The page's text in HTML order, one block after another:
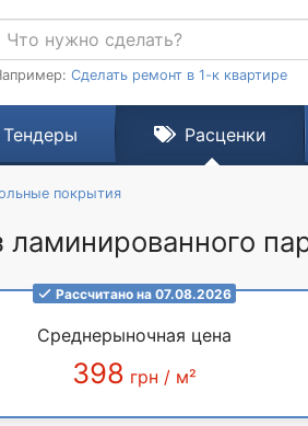
Сделать ремонт в 1-к квартире
Тендеры Расценки
покрытия
Рассчитано на 07.08.2026
Среднерыночная цена
398 грн / м²